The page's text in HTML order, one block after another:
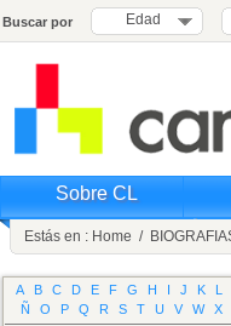
Buscar por Edad
Sobre CL
Estás en : Home /
A B C D E F G H I J K L
Ñ
O P Q R S T U V W X